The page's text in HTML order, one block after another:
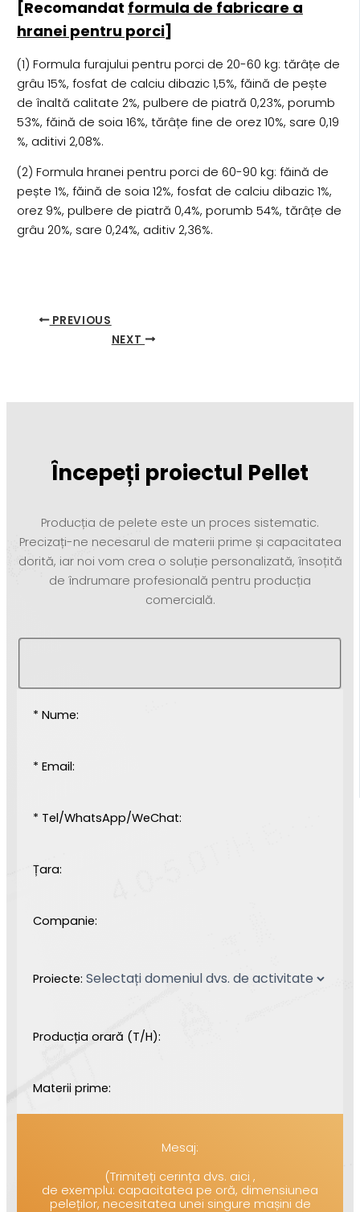
[Recomandat formula de fabricare a
hranei pentru porci]
(1) Formula furajului pentru porci de 20-60 kg: tărâțe de
grâu 15%, fosfat de calciu dibazic 1,5%, făină de pește
de înaltă calitate 2%, pulbere de piatră 0,23%, porumb
53%, făină de soia 16%, tărâțe fine de orez 10%, sare 0,19
%, aditivi 2,08%.
(2) Formula hranei pentru porci de 60-90 kg: făină de
pește 1%, făină de soia 12%, fosfat de calciu dibazic 1%,
orez 9%, pulbere de piatră 0,4%, porumb 54%, tărâțe de
grâu 20%, sare 0,24%, aditiv 2,36%.
PREVIOUS
NEXT
Începeți proiectul Pellet
Producția de pelete este un proces sistematic.
Precizați-ne necesarul de materii prime și capacitatea
dorită, iar noi vom crea o soluție personalizată, însoțită
de îndrumare profesională pentru producția
comercială.
* Nume:
* Email:
* Tel/WhatsApp/WeChat:
Țara:
Companie:
Proiecte:
Producția orară (T/H):
Materii prime:
Mesaj:
(Trimiteți cerința dvs. aici ,
de exemplu: capacitatea pe oră, dimensiunea
peleților, necesitatea unei singure mașini de